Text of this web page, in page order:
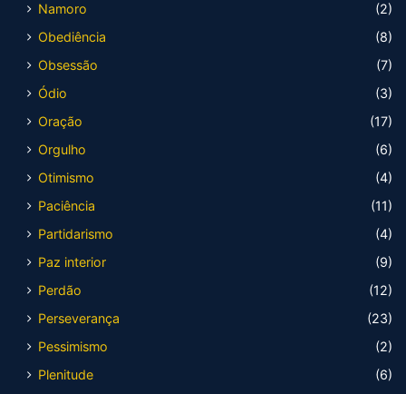
Namoro
(2)
Obediência
(8)
Obsessão
(7)
Ódio
(3)
Oração
(17)
Orgulho
(6)
Otimismo
(4)
Paciência
(11)
Partidarismo
(4)
Paz interior
(9)
Perdão
(12)
Perseverança
(23)
Pessimismo
(2)
Plenitude
(6)